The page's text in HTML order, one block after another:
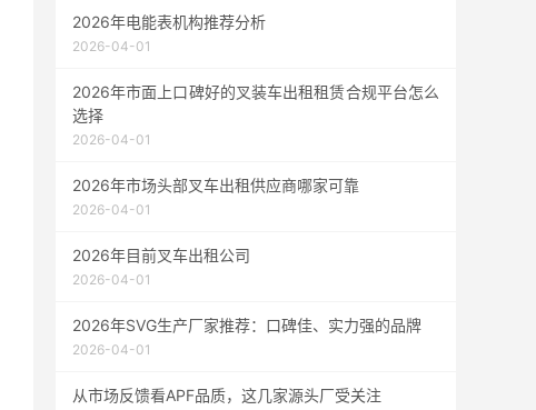
2026年电能表机构推荐分析
2026-04-01
2026年市面上口碑好的叉装车出租租赁合规平台怎么
选择
2026-04-01
2026年市场头部叉车出租供应商哪家可靠
2026-04-01
2026年目前叉车出租公司
2026-04-01
2026年SVG生产厂家推荐：口碑佳、实力强的品牌
2026-04-01
从市场反馈看APF品质，这几家源头厂受关注